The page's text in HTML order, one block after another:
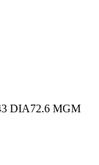
DIA72.6 MGM